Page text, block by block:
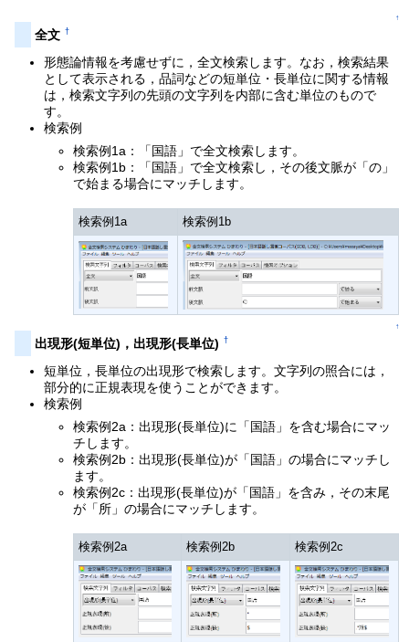
↑
全文 †
形態論情報を考慮せずに，全文検索します。なお，検索結果
として表示される，品詞などの短単位・長単位に関する情報
は，検索文字列の先頭の文字列を内部に含む単位のもので
す。
検索例
検索例1a：「国語」で全文検索します。
検索例1b：「国語」で全文検索し，その後文脈が「の」
で始まる場合にマッチします。
検索例1a 検索例1b
↑
出現形(短単位)，出現形(長単位) †
短単位，長単位の出現形で検索します。文字列の照合には，
部分的に正規表現を使うことができます。
検索例
検索例2a：出現形(長単位)に「国語」を含む場合にマッ
チします。
検索例2b：出現形(長単位)が「国語」の場合にマッチし
ます。
検索例2c：出現形(長単位)が「国語」を含み，その末尾
が「所」の場合にマッチします。
検索例2a 検索例2b 検索例2c